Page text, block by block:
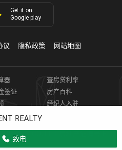
REALTY
致电
Get it on
Google play
议 隐私政策
网站地图
器
查房贷利率
签证
房产百科
经纪人入驻
地产APP
CO., LTD.